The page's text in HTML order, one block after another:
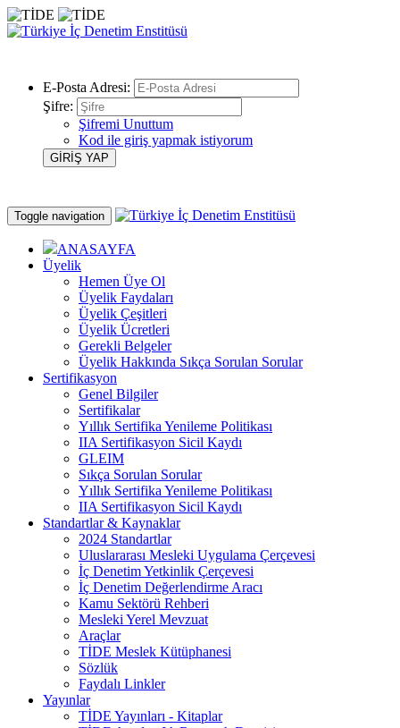
E-Posta Adresi:
Şifre:
Şifremi Unuttum
Kod ile giriş yapmak istiyorum
Toggle navigation
ANASAYFA
Üyelik
Hemen Üye Ol
Üyelik Faydaları
Üyelik Çeşitleri
Üyelik Ücretleri
Gerekli Belgeler
Üyelik Hakkında Sıkça Sorulan Sorular
Sertifikasyon
Genel Bilgiler
Sertifikalar
Yıllık Sertifika Yenileme Politikası
IIA Sertifikasyon Sicil Kaydı
GLEIM
Sıkça Sorulan Sorular
Yıllık Sertifika Yenileme Politikası
IIA Sertifikasyon Sicil Kaydı
Standartlar & Kaynaklar
2024 Standartlar
Uluslararası Mesleki Uygulama Çerçevesi
İç Denetim Yetkinlik Çerçevesi
İç Denetim Değerlendirme Aracı
Kamu Sektörü Rehberi
Mesleki Yerel Mevzuat
Araçlar
TİDE Meslek Kütüphanesi
Sözlük
Faydalı Linkler
Yayınlar
TİDE Yayınları - Kitaplar